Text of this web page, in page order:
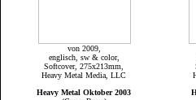
von 2009,
englisch, sw & color,
Softcover, 275x213mm,
Heavy Metal Media, LLC
Heavy Metal Oktober 2003